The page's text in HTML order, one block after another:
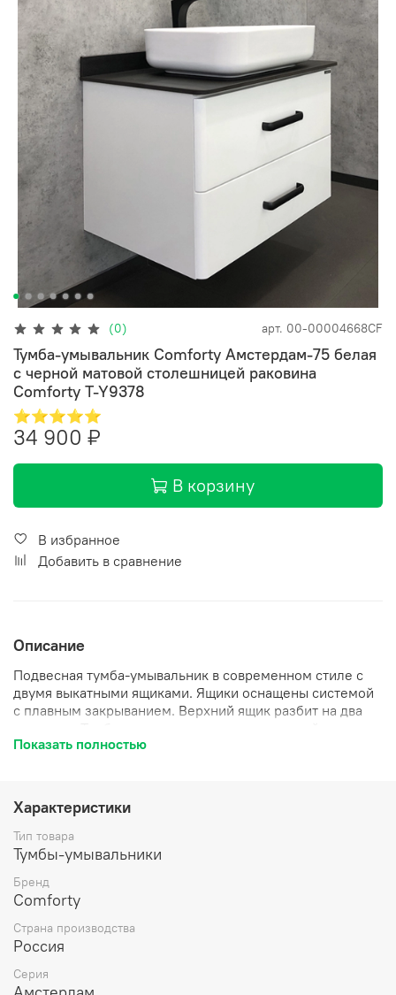
(0) арт. 00-00004668CF
Тумба-умывальник Comforty Амстердам-75 белая
с черной матовой столешницей раковина
Comforty T-Y9378
⭐⭐⭐⭐⭐
34 900 ₽
В корзину
В избранное
Добавить в сравнение
Описание
Подвесная тумба-умывальник в современном стиле с
двумя выкатными ящиками. Ящики оснащены системой
с плавным закрыванием. Верхний ящик разбит на два
плинтусом из черного матового керамогранита и
МДФ окрашены белой глянцевой эмалью. Название:
Тумба-умывальник Артикул: 00-00004668CF Цвет:
белый Габариты (ШхВхГ): 750*645*500 мм
Комплектация: раковина Comforty T-Y9378 Инструкция
для мебели для ванных комнат COMFORTY Схема
монтажа
Показать полностью
Характеристики
Тип товара
Тумбы-умывальники
Бренд
Comforty
Страна производства
Россия
Серия